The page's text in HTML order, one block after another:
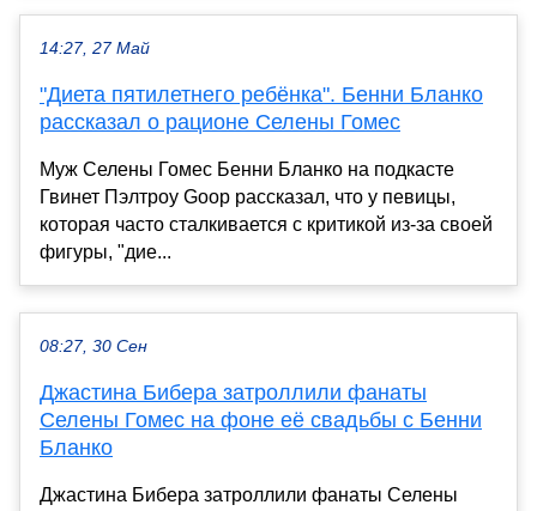
14:27, 27 Май
"Диета пятилетнего ребёнка". Бенни Бланко
рассказал о рационе Селены Гомес
Муж Селены Гомес Бенни Бланко на подкасте
Гвинет Пэлтроу Goop рассказал, что у певицы,
которая часто сталкивается с критикой из-за своей
фигуры, "дие...
08:27, 30 Сен
Джастина Бибера затроллили фанаты
Селены Гомес на фоне её свадьбы с Бенни
Бланко
Джастина Бибера затроллили фанаты Селены